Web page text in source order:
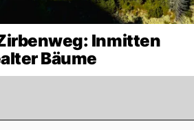
Inmitten
Bäume